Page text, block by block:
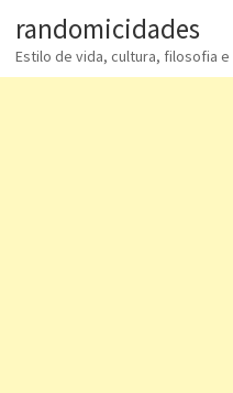
randomicidades
Estilo de vida, cultura, filosofia e